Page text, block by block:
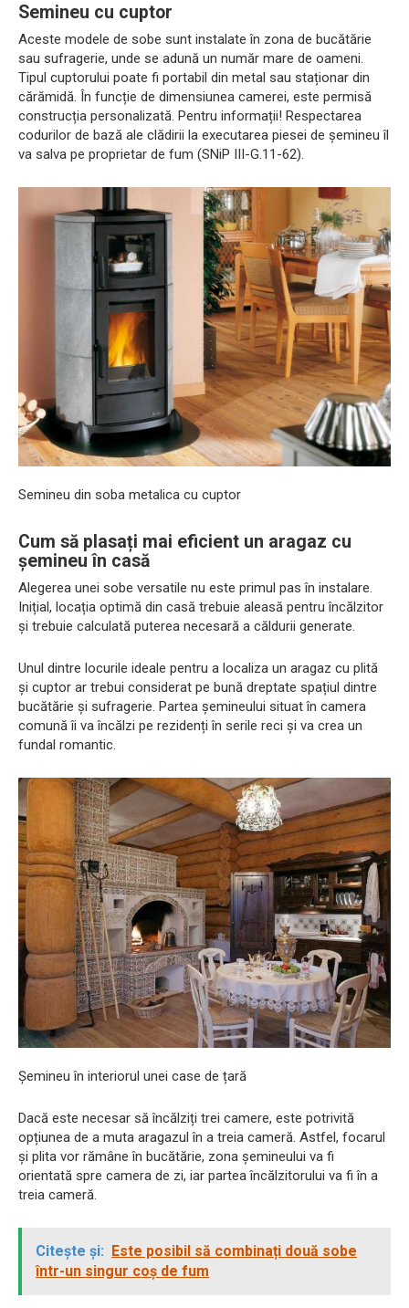
Semineu cu cuptor
Aceste modele de sobe sunt instalate în zona de bucătărie
sau sufragerie, unde se adună un număr mare de oameni.
Tipul cuptorului poate fi portabil din metal sau staționar din
cărămidă. În funcție de dimensiunea camerei, este permisă
construcția personalizată. Pentru informații! Respectarea
codurilor de bază ale clădirii la executarea piesei de șemineu îl
va salva pe proprietar de fum (SNiP III-G.11-62).
Semineu din soba metalica cu cuptor
Cum să plasați mai eficient un aragaz cu
șemineu în casă
Alegerea unei sobe versatile nu este primul pas în instalare.
Inițial, locația optimă din casă trebuie aleasă pentru încălzitor
și trebuie calculată puterea necesară a căldurii generate.
Unul dintre locurile ideale pentru a localiza un aragaz cu plită
și cuptor ar trebui considerat pe bună dreptate spațiul dintre
bucătărie și sufragerie. Partea șemineului situat în camera
comună îi va încălzi pe rezidenți în serile reci și va crea un
fundal romantic.
Șemineu în interiorul unei case de țară
Dacă este necesar să încălziți trei camere, este potrivită
opțiunea de a muta aragazul în a treia cameră. Astfel, focarul
și plita vor rămâne în bucătărie, zona șemineului va fi
orientată spre camera de zi, iar partea încălzitorului va fi în a
treia cameră.
Citește și:
Este posibil să combinați două sobe
într-un singur coș de fum